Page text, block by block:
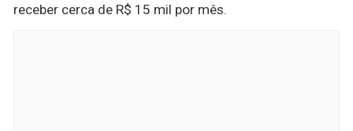
receber cerca de R$ 15 mil por mês.